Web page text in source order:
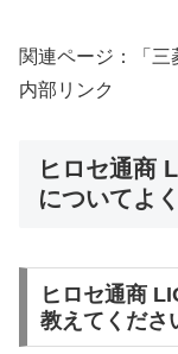
関連ページ：「
内部リンク
ヒロセ通商
についてよ
ヒロセ通商
教えてくださ